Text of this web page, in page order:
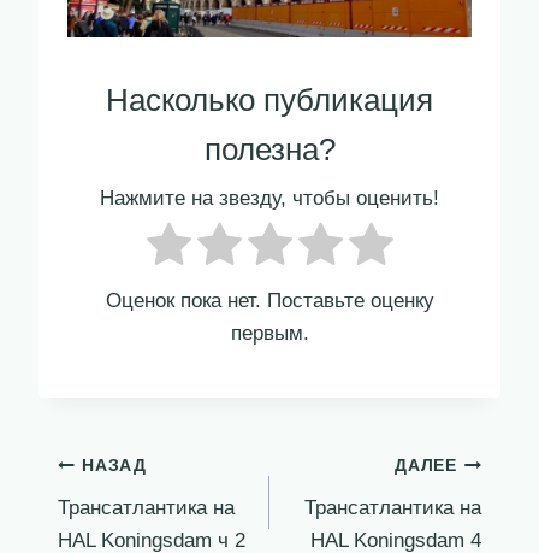
Насколько публикация
полезна?
Нажмите на звезду, чтобы оценить!
Оценок пока нет. Поставьте оценку
первым.
Навигация
по
НАЗАД
Трансатлантика на
HAL Koningsdam ч 2
ДАЛЕЕ
Трансатлантика на
HAL Koningsdam 4